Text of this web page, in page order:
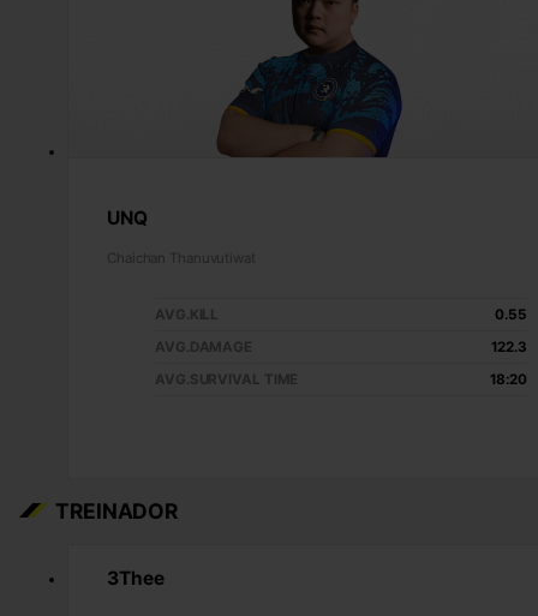
UNQ
Chaichan Thanuvutiwat
AVG.KILL
0.55
AVG.DAMAGE
122.3
AVG.SURVIVAL TIME
18:20
TREINADOR
3Thee